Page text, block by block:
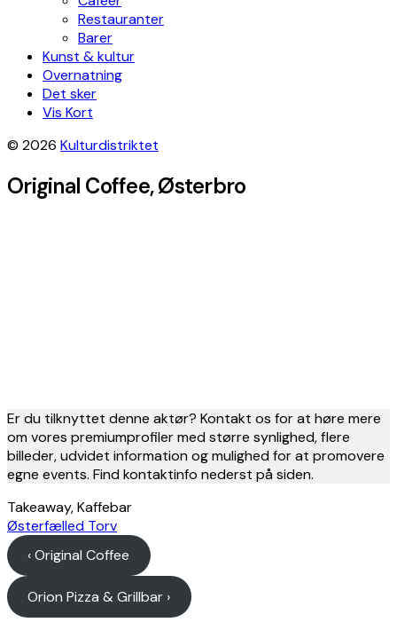
menu Restauranter
Barer
Kunst & kultur
Overnatning
Det sker
Vis Kort
© 2026 Kulturdistriktet
Original Coffee, Østerbro
Leaflet |©OpenStreetMapcontributors, Tiles style by
Er du tilknyttet denne aktør? Kontakt os for at høre mere
om vores premiumprofiler med større synlighed, flere
billeder, udvidet information og mulighed for at promovere
egne events. Find kontaktinfo nederst på siden.
Takeaway, Kaffebar
Østerfælled Torv
‹ Original Coffee
Orion Pizza & Grillbar ›